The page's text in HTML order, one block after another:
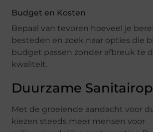
Budget en Kosten
Bepaal van tevoren hoeveel je
besteden en zoek naar opties die
budget passen zonder afbreuk te
kwaliteit.
Duurzame
Met de groeiende aandacht voor
kiezen steeds meer mensen voor